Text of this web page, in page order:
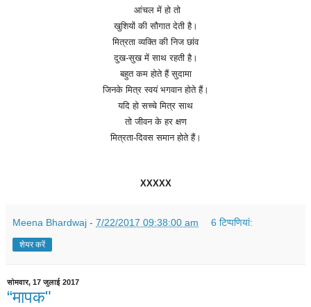
आंचल में हो तो
खुशियों की सौगात देती है।
मित्रता व्यक्ति की निज छांव
दुख-सुख में साथ रहती है।
बहुत कम होते हैं सुदामा
जिनके मित्र स्वयं भगवान होते हैं।
यदि हो सच्चे मित्र साथ
तो जीवन के हर क्षण
मित्रता-दिवस समान होते हैं।
XXXXX
Meena Bhardwaj - 7/22/2017 09:38:00 am 6 टिप्‍पणियां:
शेयर करें
सोमवार, 17 जुलाई 2017
“मापक"